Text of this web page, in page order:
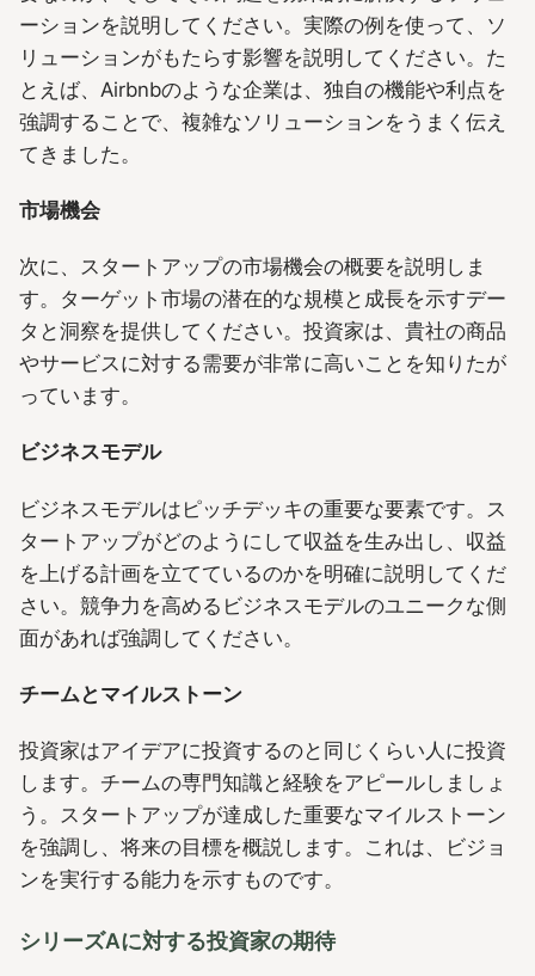
ーションを説明してください。実際の例を使って、ソ
リューションがもたらす影響を説明してください。た
とえば、Airbnbのような企業は、独自の機能や利点を
強調することで、複雑なソリューションをうまく伝え
てきました。
市場機会
次に、スタートアップの市場機会の概要を説明しま
す。ターゲット市場の潜在的な規模と成長を示すデー
タと洞察を提供してください。投資家は、貴社の商品
やサービスに対する需要が非常に高いことを知りたが
っています。
ビジネスモデル
ビジネスモデルはピッチデッキの重要な要素です。ス
タートアップがどのようにして収益を生み出し、収益
を上げる計画を立てているのかを明確に説明してくだ
さい。競争力を高めるビジネスモデルのユニークな側
面があれば強調してください。
チームとマイルストーン
投資家はアイデアに投資するのと同じくらい人に投資
します。チームの専門知識と経験をアピールしましょ
う。スタートアップが達成した重要なマイルストーン
を強調し、将来の目標を概説します。これは、ビジョ
ンを実行する能力を示すものです。
シリーズAに対する投資家の期待